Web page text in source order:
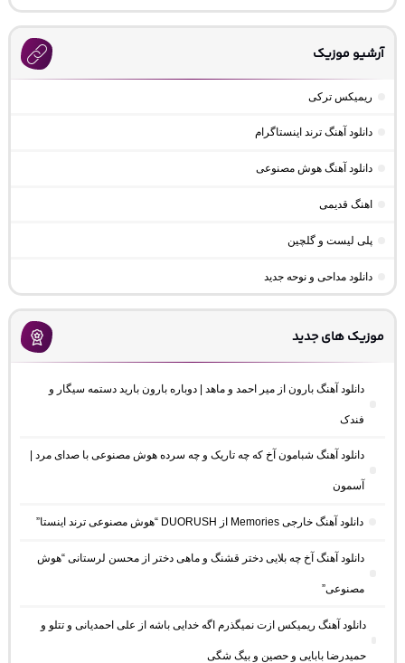
آرشیو موزیک
ریمیکس ترکی
دانلود آهنگ ترند اینستاگرام
دانلود آهنگ هوش مصنوعی
اهنگ قدیمی
پلی لیست و گلچین
دانلود مداحی و نوحه جدید
موزیک های جدید
دانلود آهنگ بارون از میر احمد و ماهد | دوباره بارون بارید دستمه سیگار و
فندک
دانلود آهنگ شبامون آخ که چه تاریک و چه سرده هوش مصنوعی با صدای مرد |
آسمون
دانلود آهنگ خارجی Memories از DUORUSH “هوش مصنوعی ترند اینستا”
دانلود آهنگ آخ چه بلایی دختر قشنگ و ماهی دختر از محسن لرستانی “هوش
مصنوعی”
دانلود آهنگ ریمیکس ازت نمیگذرم اگه خدایی باشه از علی احمدیانی و تتلو و
حمیدرضا بابایی و حصین و بیگ شگی